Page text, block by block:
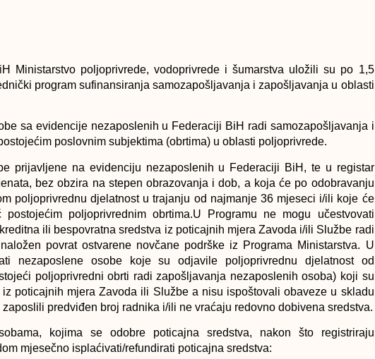
Ministarstvo poljoprivrede, vodoprivrede i šumarstva uložili su po 1,5
program sufinansiranja samozapošljavanja i zapošljavanja u oblasti
sa evidencije nezaposlenih u Federaciji BiH radi samozapošljavanja i
poslovnim subjektima (obrtima) u oblasti poljoprivrede.
prijavljene na evidenciju nezaposlenih u Federaciji BiH, te u registar
bez obzira na stepen obrazovanja i dob, a koja će po odobravanju
poljoprivrednu djelatnost u trajanju od najmanje 36 mjeseci i/ili koje će
poljoprivrednim obrtima.U Programu ne mogu učestvovati
ili bespovratna sredstva iz poticajnih mjera Zavoda i/ili Službe radi
povrat ostvarene novčane podrške iz Programa Ministarstva. U
nezaposlene osobe koje su odjavile poljoprivrednu djelatnost od
poljoprivredni obrti radi zapošljavanja nezaposlenih osoba) koji su
poticajnih mjera Zavoda ili Službe a nisu ispoštovali obaveze u skladu
predviđen broj radnika i/ili ne vraćaju redovno dobivena sredstva.
kojima se odobre poticajna sredstva, nakon što registriraju
mjesečno isplaćivati/refundirati poticajna sredstva: